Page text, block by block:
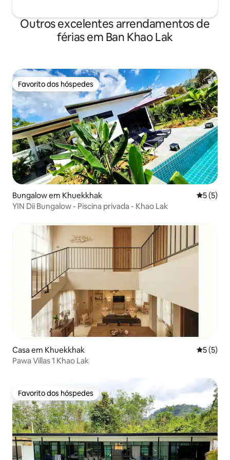
Outros excelentes arrendamentos de
férias em Ban Khao Lak
Favorito dos hóspedes
Favorito dos hóspedes
Bungalow em Khuekkhak
5 (5)
YIN Dii Bungalow - Piscina privada - Khao Lak
Casa em Khuekkhak
5 (5)
Pawa Villas 1 Khao Lak
Favorito dos hóspedes
Favorito dos hóspedes